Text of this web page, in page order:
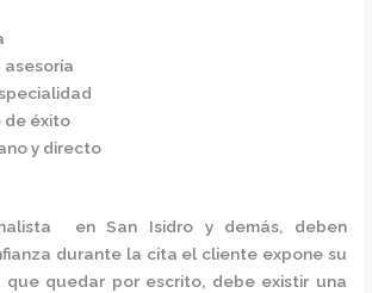
asesoría
de éxito
y directo
en San Isidro y demás, deben
durante la cita el cliente expone su
quedar por escrito, debe existir una